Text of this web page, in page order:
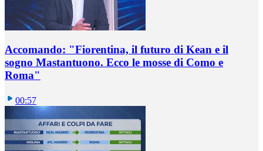
Accomando: "Fiorentina, il futuro di Kean e il
sogno Mastantuono. Ecco le mosse di Como e
Roma"
00:57